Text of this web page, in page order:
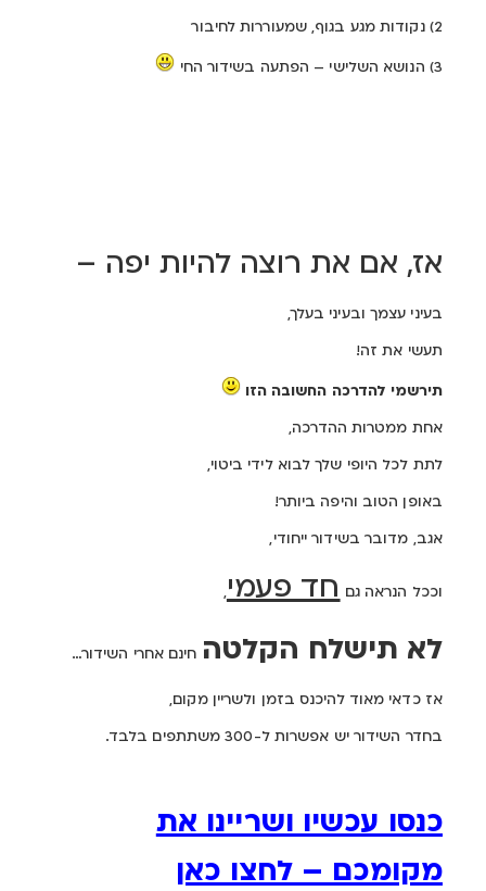
2) נקודות מגע בגוף, שמעוררות לחיבור
3) הנושא השלישי – הפתעה בשידור החי
אז, אם את רוצה להיות יפה –
בעיני עצמך ובעיני בעלך,
תעשי את זה!
תירשמי להדרכה החשובה הזו
אחת ממטרות ההדרכה,
לתת לכל היופי שלך לבוא לידי ביטוי,
באופן הטוב והיפה ביותר!
אגב, מדובר בשידור ייחודי,
וככל הנראה גם חד פעמי,
לא תישלח הקלטה חינם אחרי השידור…
אז כדאי מאוד להיכנס בזמן ולשריין מקום,
בחדר השידור יש אפשרות ל-300 משתתפים בלבד.
כנסו עכשיו ושריינו את
מקומכם – לחצו כאן